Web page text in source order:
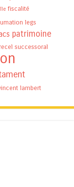
fiscalité
legs
patrimoine
recel successoral
lambert